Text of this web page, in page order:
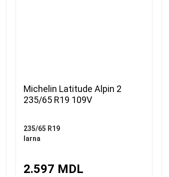
Michelin Latitude Alpin 2
235/65 R19 109V
235/65 R19
Iarna
2.597 MDL